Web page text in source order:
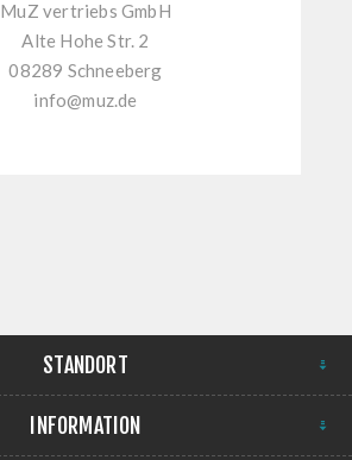
MuZ vertriebs GmbH
Alte Hohe Str. 2
08289 Schneeberg
info@muz.de
STANDORT
INFORMATION